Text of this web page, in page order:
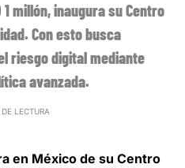
1 millón, inaugura su Centro
Con esto busca
riesgo digital mediante
avanzada.
LECTURA
en México de su Centro